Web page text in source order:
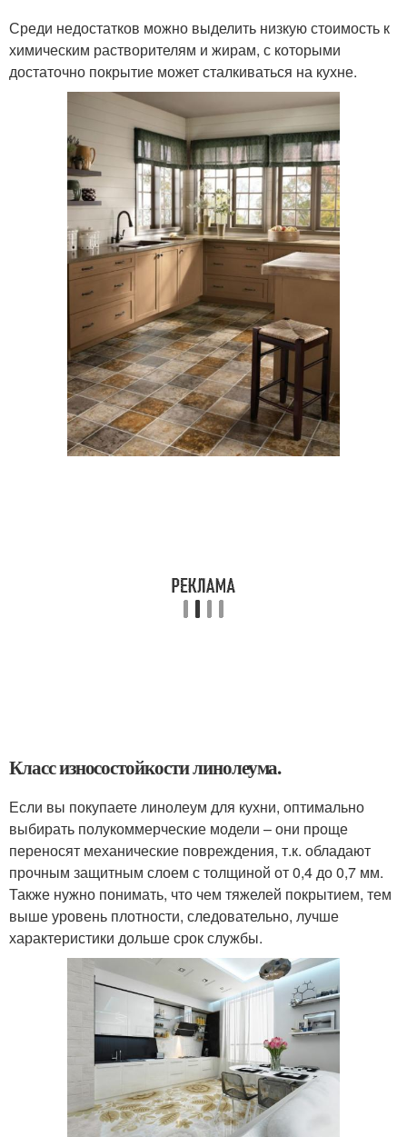
Среди недостатков можно выделить низкую стоимость к
химическим растворителям и жирам, с которыми
достаточно покрытие может сталкиваться на кухне.
Класс износостойкости линолеума.
Если вы покупаете линолеум для кухни, оптимально
выбирать полукоммерческие модели – они проще
переносят механические повреждения, т.к. обладают
прочным защитным слоем с толщиной от 0,4 до 0,7 мм.
Также нужно понимать, что чем тяжелей покрытием, тем
выше уровень плотности, следовательно, лучше
характеристики дольше срок службы.